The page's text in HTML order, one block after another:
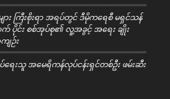
း ကြီးစိုးရာ အရပ်တွင် ဒီမိုကရေစီ မရှင်သန်
ပိုင်း စစ်အုပ်စု၏ လူ့အခွင့် အရေး ချိုး
ျဉ်း
ေးသူ အမေရိကန်လုပ်ငန်းရှင်တစ်ဦး ဖမ်းဆီး